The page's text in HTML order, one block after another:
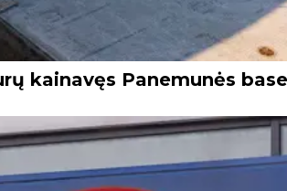
kainavęs Panemunės